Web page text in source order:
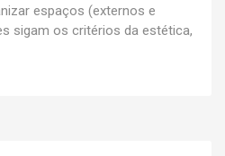
espaços (externos e
sigam os critérios da estética,